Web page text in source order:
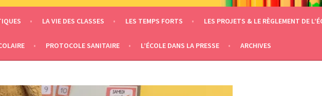
LA VIE DES CLASSES LES TEMPS FORTS LES PROJETS & LE RÈGLEMENT DE
PROTOCOLE SANITAIRE L’ÉCOLE DANS LA PRESSE ARCHIVES